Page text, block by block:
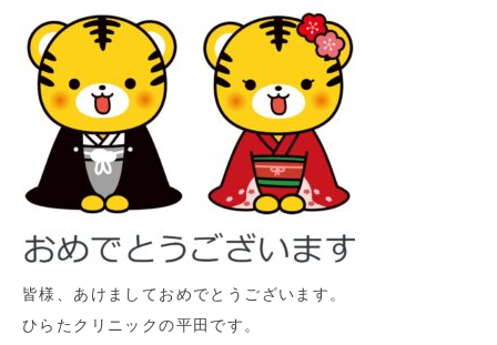
皆様、あけましておめでとうございます。
ひらたクリニックの平田です。